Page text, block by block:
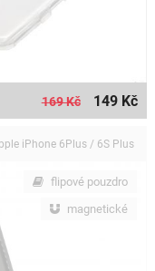
169 Kč 149 Kč
iPhone 6Plus / 6S Plus
flipové pouzdro
magnetické